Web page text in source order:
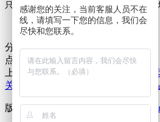
只要179美元至229美元，女孩们就能奢
分享到：
点击次数：更新时间：2016-10-21
上一条：吸湿发热纤维
关于联庄
版权所有 2013©http://
感谢您的关注，当前客服人员不在
线，请填写一下您的信息，我们会
尽快和您联系。